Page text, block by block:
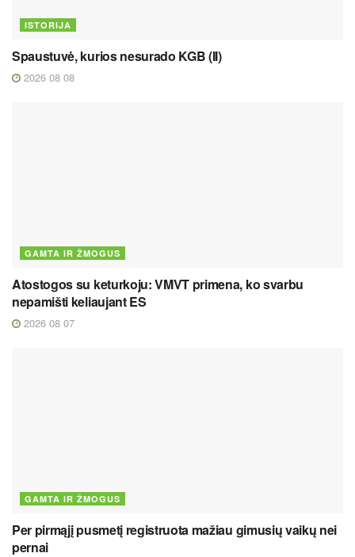
ISTORIJA
Spaustuvė, kurios nesurado KGB (II)
2026 08 08
GAMTA IR ŽMOGUS
Atostogos su keturkoju: VMVT primena, ko svarbu
nepamišti keliaujant ES
2026 08 07
GAMTA IR ŽMOGUS
Per pirmąjį pusmetį registruota mažiau gimusių vaikų nei
pernai